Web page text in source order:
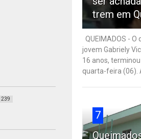
239
trem em
QUEIMADOS -
jovem Gabriely
16 anos,
quarta-feira (06).
7